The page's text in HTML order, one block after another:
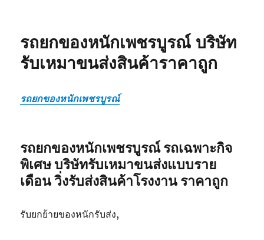
รถยกของหนักเพชรบูรณ์ บริษัท
รับเหมาขนส่งสินค้าราคาถูก
รถยกของหนักเพชรบูรณ์
รถยกของหนักเพชรบูรณ์ รถเฉพาะกิจ
พิเศษ บริษัทรับเหมาขนส่งแบบราย
เดือน วิ่งรับส่งสินค้าโรงงาน ราคาถูก
รับยกย้ายของหนักรับส่ง,